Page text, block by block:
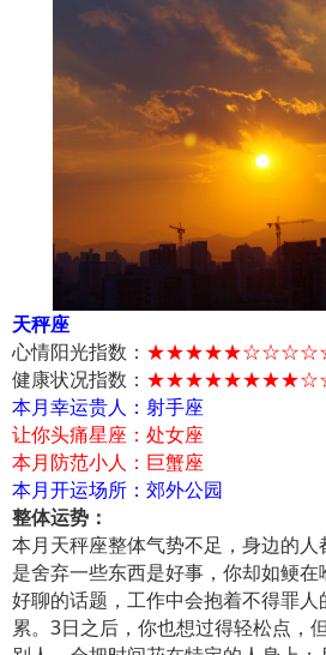
天秤座
心情阳光指数：
健康状况指数：
本月幸运贵人：射手座
让你头痛星座：处女座
本月防范小人：巨蟹座
本月开运场所：郊外公园
整体运势：
本月天秤座整体气势不足，身边的
是舍弃一些东西是好事，你却如鲠
好聊的话题，工作中会抱着不得罪
累。3日之后，你也想过得轻松点，